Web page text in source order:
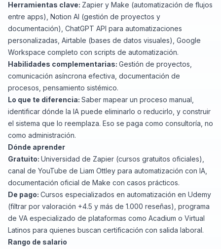
Herramientas clave: Zapier y Make (automatización de flujos
entre apps), Notion AI (gestión de proyectos y
documentación), ChatGPT API para automatizaciones
personalizadas, Airtable (bases de datos visuales), Google
Workspace completo con scripts de automatización.
Habilidades complementarias: Gestión de proyectos,
comunicación asíncrona efectiva, documentación de
procesos, pensamiento sistémico.
Lo que te diferencia: Saber mapear un proceso manual,
identificar dónde la IA puede eliminarlo o reducirlo, y construir
el sistema que lo reemplaza. Eso se paga como consultoría, no
como administración.
Dónde aprender
Gratuito: Universidad de Zapier (cursos gratuitos oficiales),
canal de YouTube de Liam Ottley para automatización con IA,
documentación oficial de Make con casos prácticos.
De pago: Cursos especializados en automatización en Udemy
(filtrar por valoración +4.5 y más de 1.000 reseñas), programa
de VA especializado de plataformas como Acadium o Virtual
Latinos para quienes buscan certificación con salida laboral.
Rango de salario